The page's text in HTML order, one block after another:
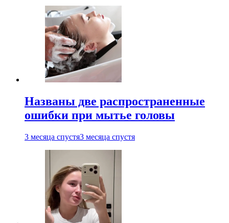
Названы две распространенные
ошибки при мытье головы
3 месяца спустя3 месяца спустя